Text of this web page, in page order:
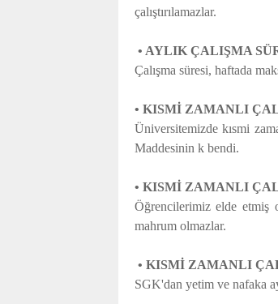
çalıştırılamazlar.
• AYLIK ÇALIŞMA
Çalışma süresi, haftada
• KISMİ ZAMANLI
Üniversitemizde kısmi
Maddesinin k bendi.
• KISMİ ZAMANLI
Öğrencilerimiz elde etmiş
mahrum olmazlar.
• KISMİ ZAMANLI
SGK'dan yetim ve nafaka